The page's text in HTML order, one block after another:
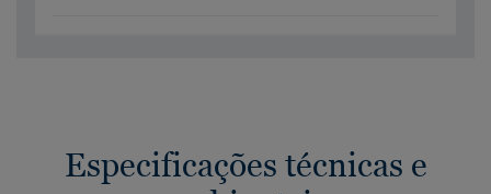
Especificações técnicas e